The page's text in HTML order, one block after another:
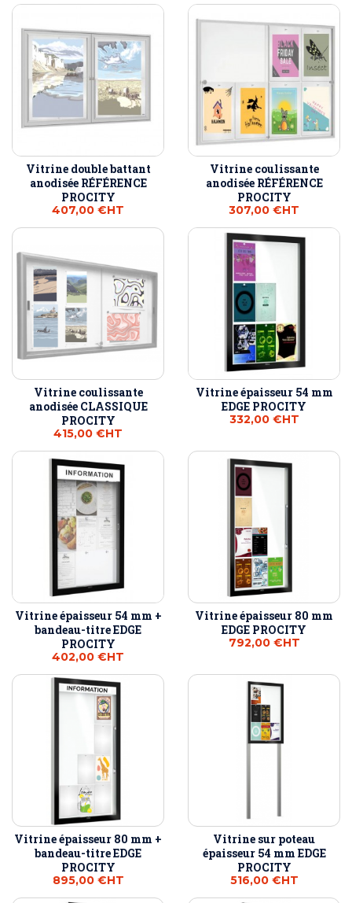
Vitrine double battant
anodisée RÉFÉRENCE
PROCITY
407,00 €HT
Vitrine coulissante
anodisée RÉFÉRENCE
PROCITY
307,00 €HT
Vitrine coulissante
anodisée CLASSIQUE
PROCITY
415,00 €HT
Vitrine épaisseur 54 mm
EDGE PROCITY
332,00 €HT
Vitrine épaisseur 54 mm +
bandeau-titre EDGE
PROCITY
402,00 €HT
Vitrine épaisseur 80 mm
EDGE PROCITY
792,00 €HT
Vitrine épaisseur 80 mm +
bandeau-titre EDGE
PROCITY
895,00 €HT
Vitrine sur poteau
épaisseur 54 mm EDGE
PROCITY
516,00 €HT